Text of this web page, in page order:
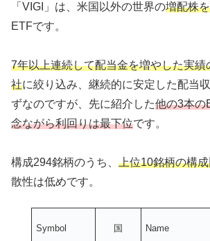
「VIGI」は、米国以外の世界の増配株
ETFです。
7年以上連続して配当金を増やした実績
社に絞り込み、継続的に安定した配当
ずなのですが、先に紹介した他の3本の
念ながら利回りは最下位です。
構成294銘柄のうち、 上位10銘柄の構
散性は低めです。
Symbol 国 Name